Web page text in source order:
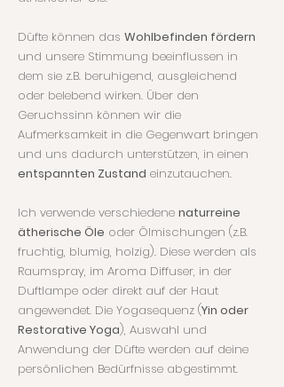
Düfte können das Wohlbefinden fördern
und unsere Stimmung beeinflussen in
dem sie z.B. beruhigend, ausgleichend
oder belebend wirken. Über den
Geruchssinn können wir die
Aufmerksamkeit in die Gegenwart bringen
und uns dadurch unterstützen, in einen
entspannten Zustand einzutauchen.
Ich verwende verschiedene naturreine
ätherische Öle oder Ölmischungen (z.B.
fruchtig, blumig, holzig). Diese werden als
Raumspray, im Aroma Diffuser, in der
Duftlampe oder direkt auf der Haut
angewendet. Die Yogasequenz (Yin oder
Restorative Yoga), Auswahl und
Anwendung der Düfte werden auf deine
persönlichen Bedürfnisse abgestimmt.